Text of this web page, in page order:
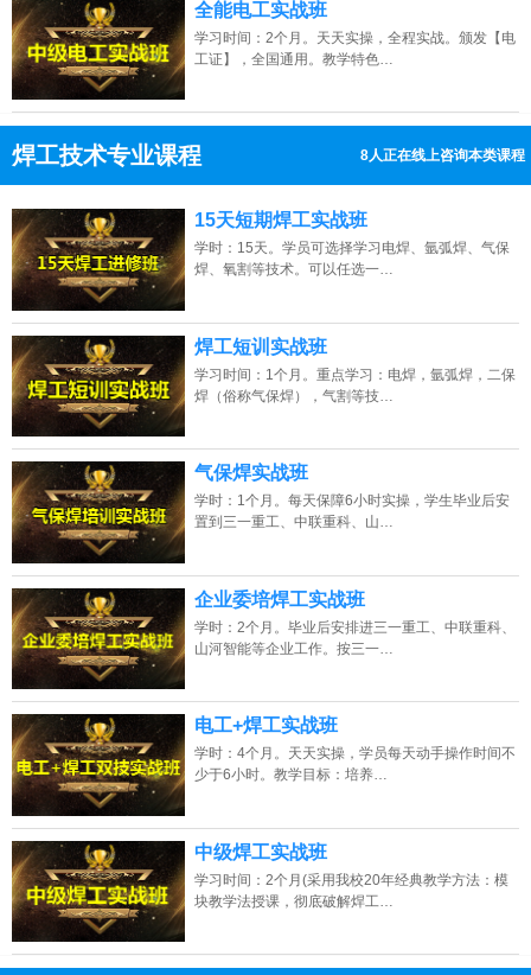
全能电工实战班
学习时间：2个月。天天实操，全程实战。颁发【电
工证】，全国通用。教学特色…
焊工技术专业课程 13人正在线上咨询本类课程
点击免费咨询电话：13807313137
15天短期焊工实战班
学时：15天。学员可选择学习电焊、氩弧焊、气保
焊、氧割等技术。可以任选一…
焊工短训实战班
学习时间：1个月。重点学习：电焊，氩弧焊，二保
焊（俗称气保焊），气割等技…
气保焊实战班
学时：1个月。每天保障6小时实操，学生毕业后安
置到三一重工、中联重科、山…
企业委培焊工实战班
学时：2个月。毕业后安排进三一重工、中联重科、
山河智能等企业工作。按三一…
电工+焊工实战班
学时：4个月。天天实操，学员每天动手操作时间不
少于6小时。教学目标：培养…
中级焊工实战班
学习时间：2个月(采用我校20年经典教学方法：模
块教学法授课，彻底破解焊工…